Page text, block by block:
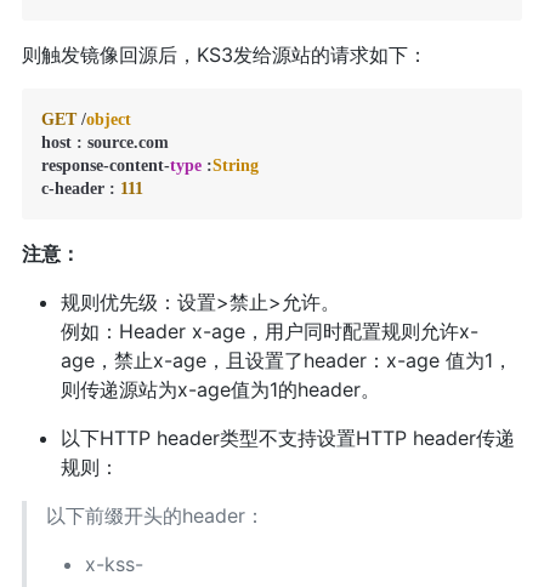
则触发镜像回源后，KS3发给源站的请求如下：
GET /object
host : source.com
response-content-type :String
c-header : 111
注意：
规则优先级：设置>禁止>允许。
例如：Header x-age，用户同时配置规则允许x-
age，禁止x-age，且设置了header：x-age 值为1，
则传递源站为x-age值为1的header。
以下HTTP header类型不支持设置HTTP header传递
规则：
以下前缀开头的header：
x-kss-